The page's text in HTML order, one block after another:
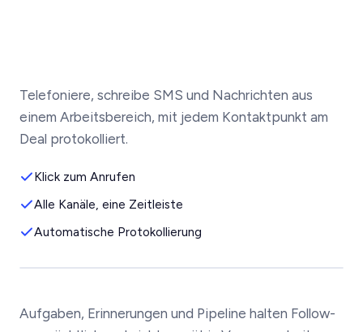
Telefoniere, schreibe SMS und Nachrichten aus
einem Arbeitsbereich, mit jedem Kontaktpunkt am
Deal protokolliert.
Klick zum Anrufen
Alle Kanäle, eine Zeitleiste
Automatische Protokollierung
Aufgaben, Erinnerungen und Pipeline halten Follow-